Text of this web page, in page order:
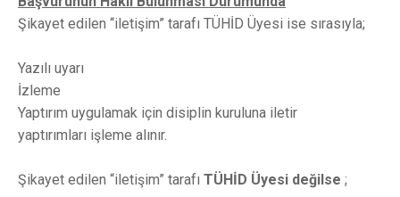
Şikayet edilen “iletişim” tarafı TÜHİD Üyesi ise sırasıyla;
Yazılı uyarı
İzleme
Yaptırım uygulamak için disiplin kuruluna iletir
yaptırımları işleme alınır.
Şikayet edilen “iletişim” tarafı TÜHİD Üyesi değilse ;